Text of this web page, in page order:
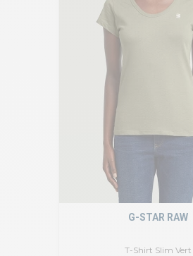
T-Shirt Slim Vert
G-STAR RAW